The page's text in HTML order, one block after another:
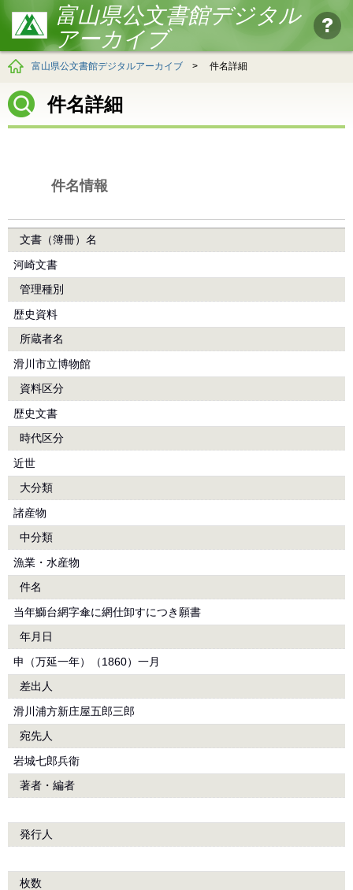
富山県公文書館デジタル
アーカイブ
富山県公文書館デジタルアーカイブ > 件名詳細
件名詳細
件名情報
文書（簿冊）名
河崎文書
管理種別
歴史資料
所蔵者名
滑川市立博物館
資料区分
歴史文書
時代区分
近世
大分類
諸産物
中分類
漁業・水産物
件名
当年鰤台網字傘に網仕卸すにつき願書
年月日
申（万延一年）（1860）一月
差出人
滑川浦方新庄屋五郎三郎
宛先人
岩城七郎兵衛
著者・編者
発行人
枚数